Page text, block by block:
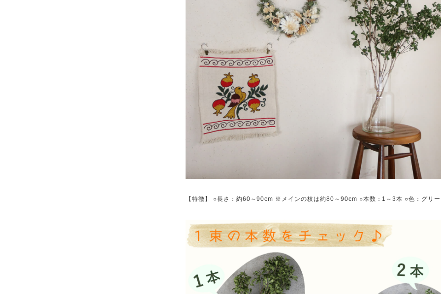
【特徴】 ○長さ：約60～90cm ※メインの枝は約80～90cm ○本数：1～3本 ○色：グリ